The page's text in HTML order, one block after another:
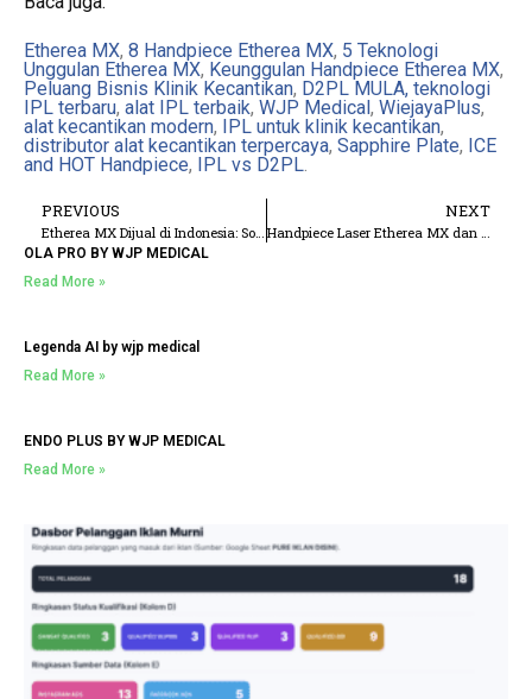
Etherea MX, 8 Handpiece Etherea MX, 5 Teknologi
Unggulan Etherea MX, Keunggulan Handpiece Etherea MX,
Peluang Bisnis Klinik Kecantikan, D2PL MULA, teknologi
IPL terbaru, alat IPL terbaik, WJP Medical , WiejayaPlus,
alat kecantikan modern, IPL untuk klinik kecantikan,
distributor alat kecantikan terpercaya, Sapphire Plate, ICE
and HOT Handpiece, IPL vs D2PL.
PREVIOUS
Etherea MX Dijual di Indonesia: Solusi Canggih untuk Perawatan Kecantikan
NEXT
Handpiece Laser Etherea MX dan Kegunaannya untuk Klinik Kecantikan
OLA PRO BY WJP MEDICAL
Read More »
Legenda AI by wjp medical
Read More »
ENDO PLUS BY WJP MEDICAL
Read More »